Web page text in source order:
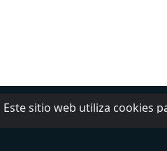
Política de privacidad